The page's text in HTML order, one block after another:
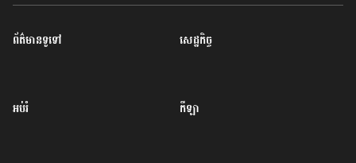
ព័ត៌មានទូទៅ សេដ្ឋកិច្ច
អប់រំ កីឡា